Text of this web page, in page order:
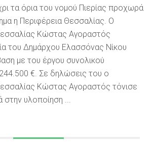
τα όρια του νομού Πιερίας προχωρά
η Περιφέρεια Θεσσαλίας. Ο
Κώστας Αγοραστός
του Δημάρχου Ελασσόνας Νίκου
με του έργου συνολικού
€. Σε δηλώσεις του ο
Κώστας Αγοραστός τόνισε
υλοποίηση ...